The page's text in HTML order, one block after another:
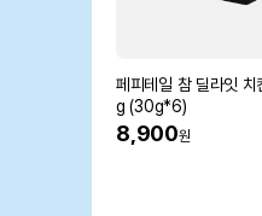
페피테일 참 딜라잇
g (30g*6)
8,900원